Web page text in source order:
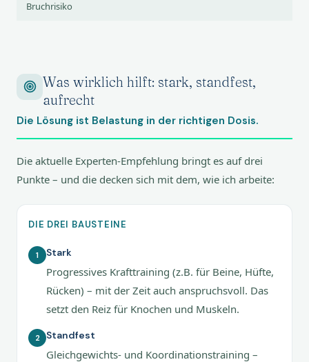
Bruchrisiko
Was wirklich hilft: stark, standfest,
aufrecht
Die Lösung ist Belastung in der richtigen Dosis.
Die aktuelle Experten-Empfehlung bringt es auf drei
Punkte – und die decken sich mit dem, wie ich arbeite:
DIE DREI BAUSTEINE
1 Stark
Progressives Krafttraining (z.B. für Beine, Hüfte,
Rücken) – mit der Zeit auch anspruchsvoll. Das
setzt den Reiz für Knochen und Muskeln.
2 Standfest
Gleichgewichts- und Koordinationstraining –